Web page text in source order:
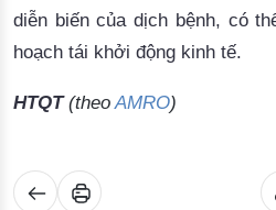
diễn biến của dịch bệnh, có
hoạch tái khởi động kinh tế.
HTQT (theo AMRO)